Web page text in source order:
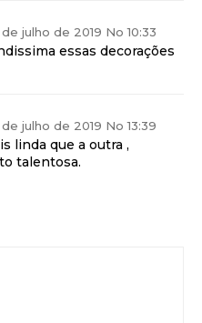
julho de 2019 No 10:33
essas decorações
julho de 2019 No 13:39
linda que a outra ,
talentosa.